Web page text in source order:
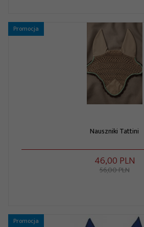
Promocja
Nauszniki Tattini
46,00 PLN
56,00 PLN
Promocja